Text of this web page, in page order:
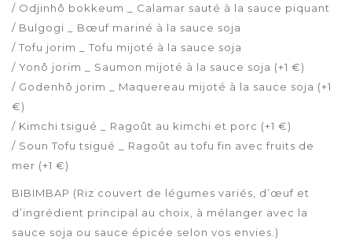
/ Odjinhô bokkeum _ Calamar sauté à la sauce piquant
/ Bulgogi _ Bœuf mariné à la sauce soja
/ Tofu jorim _ Tofu mijoté à la sauce soja
/ Yonô jorim _ Saumon mijoté à la sauce soja (+1 €)
/ Godenhô jorim _ Maquereau mijoté à la sauce soja (+1
€)
/ Kimchi tsigué _ Ragoût au kimchi et porc (+1 €)
/ Soun Tofu tsigué _ Ragoût au tofu fin avec fruits de
mer (+1 €)
BIBIMBAP (Riz couvert de légumes variés, d’œuf et
d’ingrédient principal au choix, à mélanger avec la
sauce soja ou sauce épicée selon vos envies.)